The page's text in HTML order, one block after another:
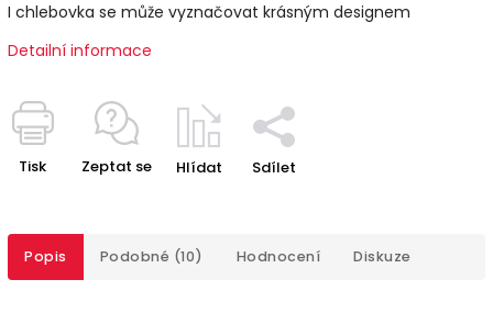
I chlebovka se může vyznačovat krásným designem
Detailní informace
Tisk Zeptat se Hlídat Sdílet
Popis Podobné (10) Hodnocení Diskuze